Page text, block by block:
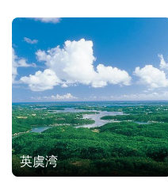
英虞湾